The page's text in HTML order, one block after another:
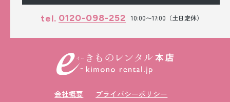
tel. 0120-098-252 10:00〜17:00（土日定休）
会社概要
プライバシーポリシー